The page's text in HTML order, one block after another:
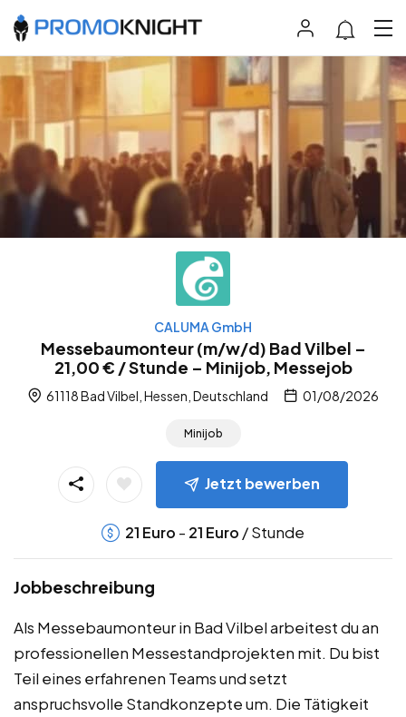
CALUMA GmbH
Messebaumonteur (m/w/d) Bad Vilbel –
21,00 € / Stunde – Minijob, Messejob
61118 Bad Vilbel, Hessen, Deutschland 01/08/2026
Minijob
Jetzt bewerben
21 Euro - 21 Euro / Stunde
Jobbeschreibung
Als Messebaumonteur in Bad Vilbel arbeitest du an
professionellen Messestandprojekten mit. Du bist
Teil eines erfahrenen Teams und setzt
anspruchsvolle Standkonzepte um. Die Tätigkeit